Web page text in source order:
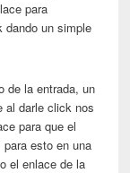
para
dando un simple
de la entrada, un
al darle click nos
para que el
esto en una
el enlace de la